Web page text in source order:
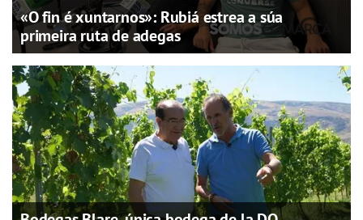
«O fin é xuntarnos»: Rubiá estrea a súa
primeira ruta de adegas